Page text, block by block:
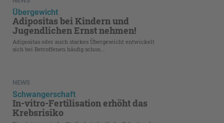
Übergewicht
Adipositas bei Kindern und
Jugendlichen Ernst nehmen!
Adipositas oder auch starkes Übergewicht entwickelt
sich bei Betroffenen häufig schon...
NEWS
Schwangerschaft
In-vitro-Fertilisation erhöht das
Krebsrisiko